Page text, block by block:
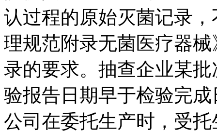
认过程的原始灭菌记录
理规范附录无菌医疗器
录的要求。抽查企业某
验报告日期早于检验完
公司在委托生产时，受